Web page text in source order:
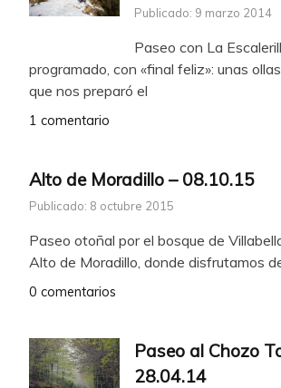
Publicado: 9 marzo 2014
Paseo con La
programado, con «final feliz»: unas
que nos preparó el
1 comentario
Alto de Moradillo – 08.10.15
Publicado: 8 octubre 2015
Paseo otoñal por el bosque de
Alto de Moradillo, donde disfrutamos
0 comentarios
Paseo al Chozo
28.04.14